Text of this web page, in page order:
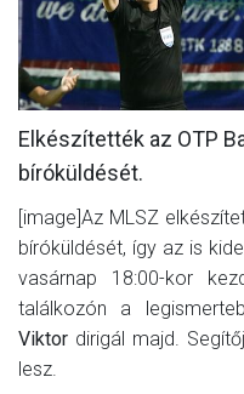
Elkészítették az OTP
bíróküldését.
[image]Az MLSZ
bíróküldését, így az is
vasárnap 18:00-kor
találkozón a
Viktor dirigál majd.
lesz.